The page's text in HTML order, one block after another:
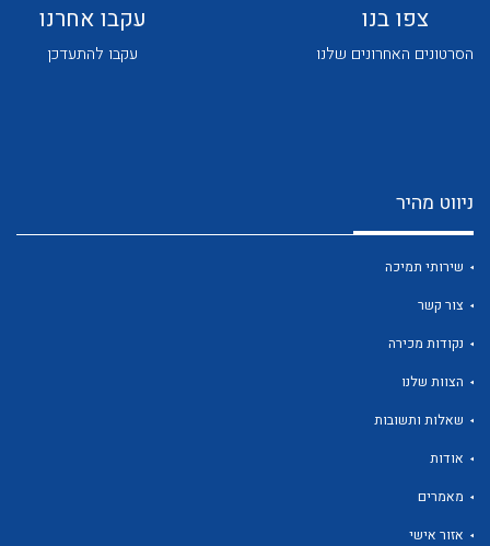
צפו בנו
הסרטונים האחרונים שלנו
עקבו אחרנו
עקבו להתעדכן
ניווט מהיר
שירותי תמיכה
צור קשר
נקודות מכירה
הצוות שלנו
שאלות ותשובות
אודות
מאמרים
אזור אישי